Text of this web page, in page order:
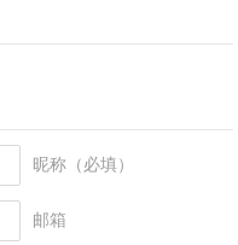
昵称（必填）
邮箱